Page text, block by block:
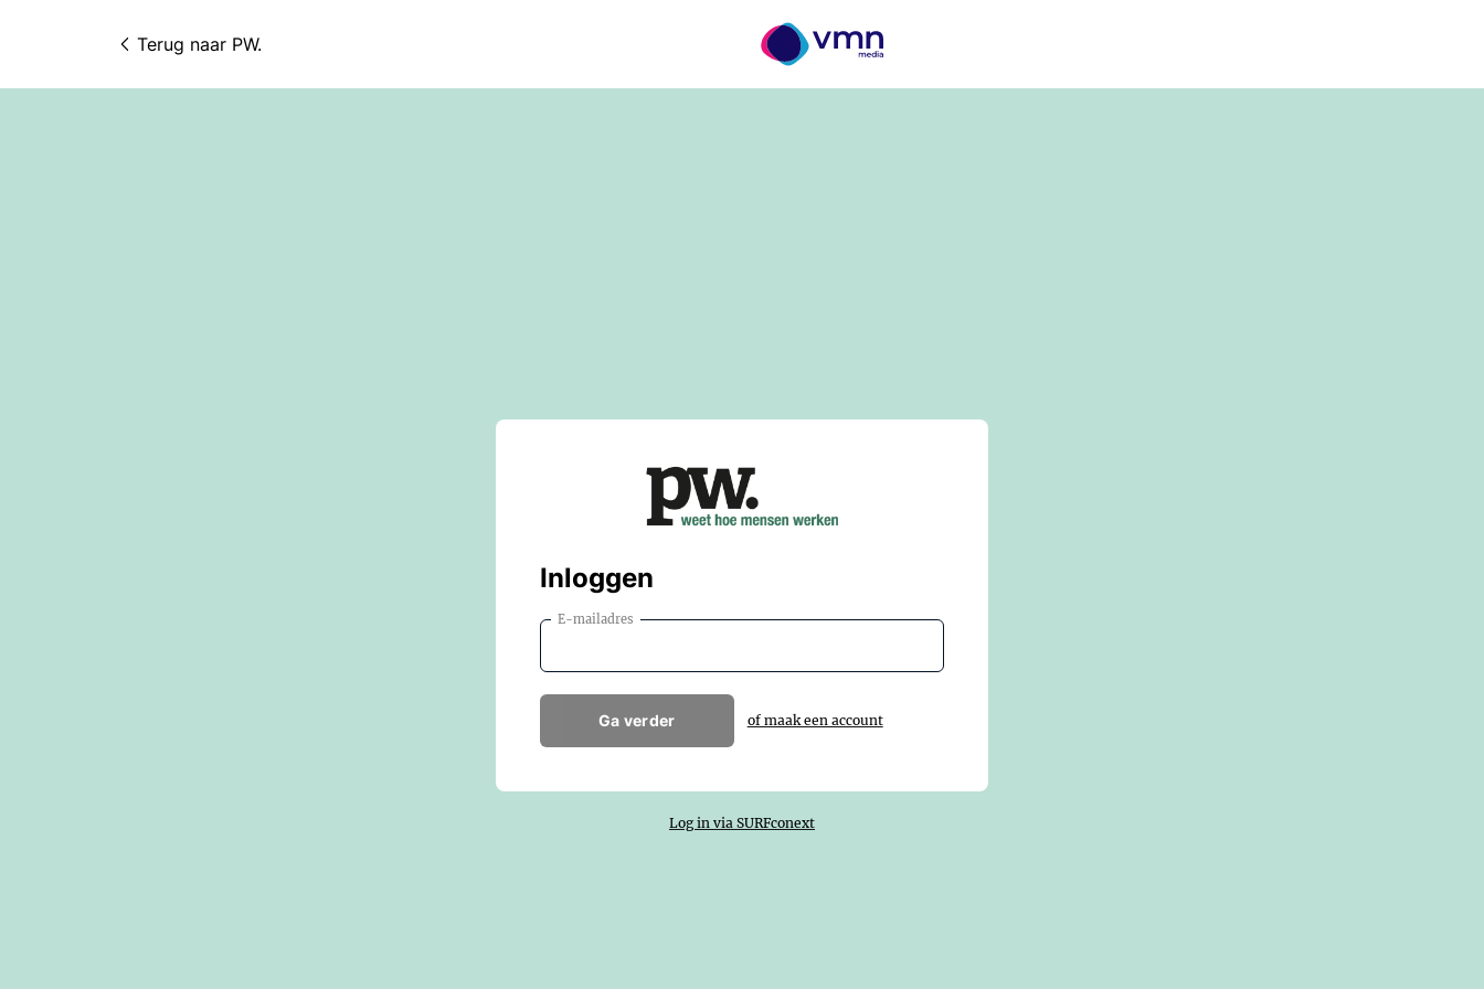
Terug naar PW.
Inloggen
E-mailadres
Ga verder of maak een account
Log in via SURFconext